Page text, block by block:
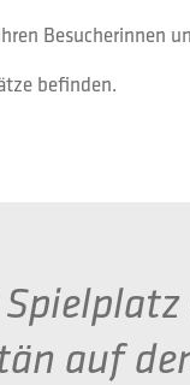
Besucherinnen
befinden.
auf